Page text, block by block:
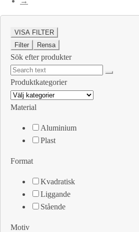
VISA FILTER
Filter
Rensa
Sök efter produkter
Produktkategorier
Material
Aluminium
Plast
Format
Kvadratisk
Liggande
Stående
Motiv